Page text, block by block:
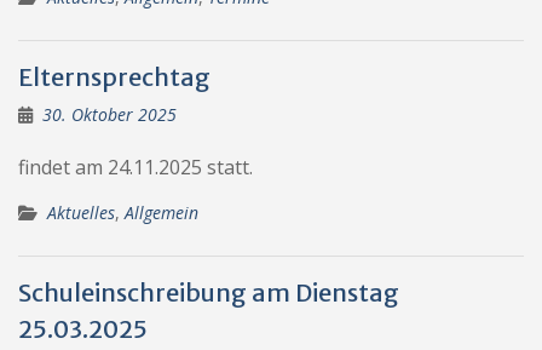
Elternsprechtag
30. Oktober 2025
findet am 24.11.2025 statt.
Aktuelles,Allgemein
Schuleinschreibung am Dienstag
25.03.2025